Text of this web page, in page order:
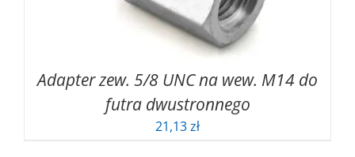
Adapter zew. 5/8 UNC na wew. M14 do
futra dwustronnego
21,13zł